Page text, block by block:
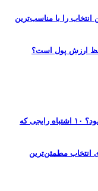
را با مناسب‌ترین
حفظ ارزش پول است؟
چرا باتری خودرو زودتر از موعد خراب می‌شود؟ ۱۰ اشتباه رایجی که
انتخاب مطمئن‌ترین